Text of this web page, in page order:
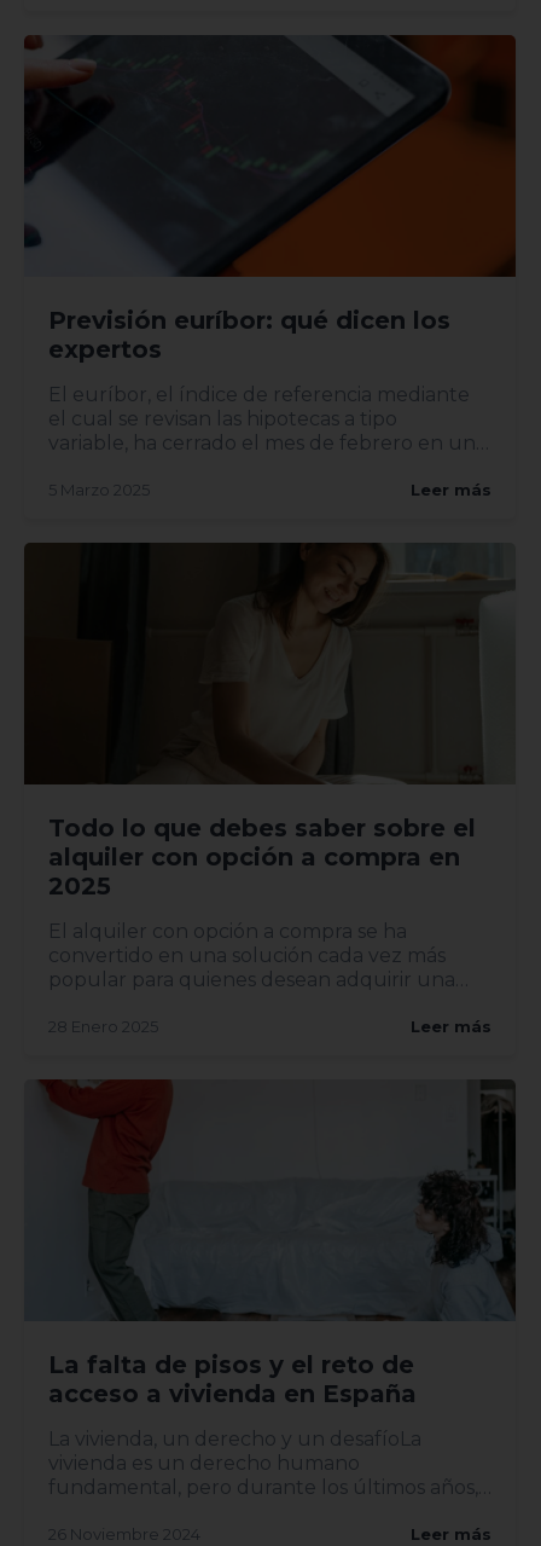
Previsión euríbor: qué dicen los
expertos
El euríbor, el índice de referencia mediante
el cual se revisan las hipotecas a tipo
variable, ha cerrado el mes de febrero en un
5 Marzo 2025 Leer más
Todo lo que debes saber sobre el
alquiler con opción a compra en
2025
El alquiler con opción a compra se ha
convertido en una solución cada vez más
popular para quienes desean adquirir una
28 Enero 2025 Leer más
La falta de pisos y el reto de
acceso a vivienda en España
La vivienda, un derecho y un desafíoLa
vivienda es un derecho humano
fundamental, pero durante los últimos años,
26 Noviembre 2024 Leer más